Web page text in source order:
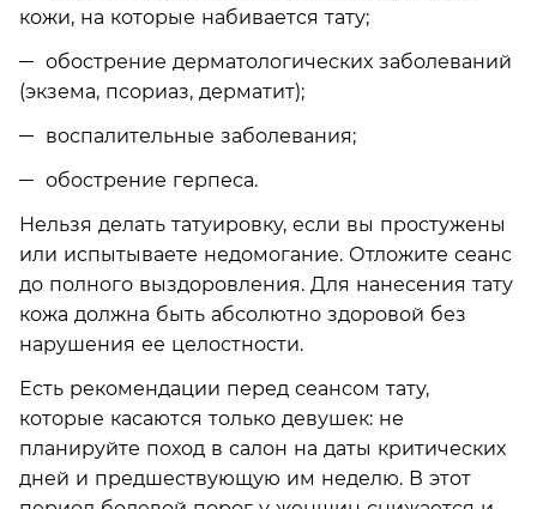
кожи, на которые набивается тату;
обострение дерматологических заболеваний
(экзема, псориаз, дерматит);
воспалительные заболевания;
обострение герпеса.
Нельзя делать татуировку, если вы простужены
или испытываете недомогание. Отложите сеанс
до полного выздоровления. Для нанесения тату
кожа должна быть абсолютно здоровой без
нарушения ее целостности.
Есть рекомендации перед сеансом тату,
которые касаются только девушек: не
планируйте поход в салон на даты критических
дней и предшествующую им неделю. В этот